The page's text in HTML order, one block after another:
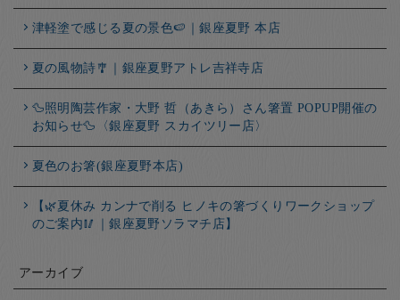
津軽塗で感じる夏の景色🍉｜銀座夏野 本店
夏の風物詩🎐｜銀座夏野アトレ吉祥寺店
🦆照明陶芸作家・大野 哲（あきら）さん箸置 POPUP開催の
お知らせ🦆〈銀座夏野 スカイツリー店〉
夏色のお箸(銀座夏野本店)
【🌿夏休み カンナで削る ヒノキの箸づくりワークショップ
のご案内🥢｜銀座夏野ソラマチ店】
アーカイブ